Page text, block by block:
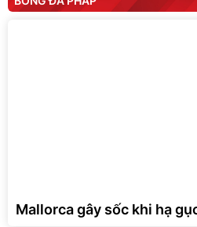
Mallorca gây sốc khi hạ